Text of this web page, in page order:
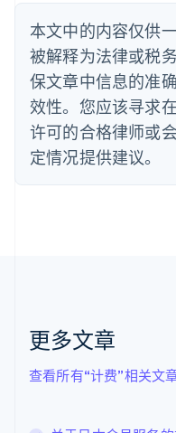
本文中的内容仅供
被解释为法律或税
保文章中信息的准
效性。您应该寻求
许可的合格律师或
定情况提供建议。
更多文章
查看所有“计费”相关文
丹麦
English
德国
DeutschEnglish
法国
FrançaisEnglish
芬兰
EnglishSvenska
English
English